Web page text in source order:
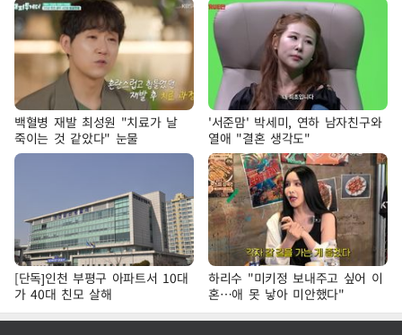
백혈병 재발 최성원 "치료가 날
죽이는 것 같았다" 눈물
'서준맘' 박세미, 연하 남자친구와
열애 "결혼 생각도"
[단독]인천 부평구 아파트서 10대
가 40대 친모 살해
하리수 "미키정 보내주고 싶어 이
혼…애 못 낳아 미안했다"